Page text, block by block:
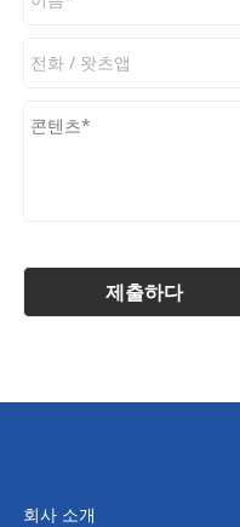
회사 소개